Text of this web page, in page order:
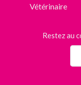
Vétérinaire
Restez au